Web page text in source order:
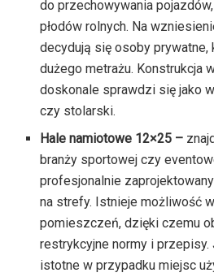
do przechowywania
płodów rolnych. Na
decydują się osoby prywatne,
dużego metrażu. Konstrukcja
doskonale sprawdzi się jako
czy stolarski.
Hale namiotowe 12×25 –
branży sportowej czy
profesjonalnie
na strefy. Istnieje możliwość
pomieszczeń, dzięki czemu
restrykcyjne normy i
istotne w przypadku miejsc